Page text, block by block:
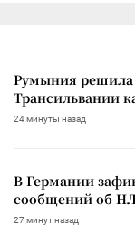
Румыния решила
Трансильвании
24 минуты назад
В Германии
сообщений об
27 минут назад